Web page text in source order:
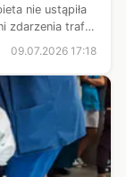
nie ustąpiła
zdarzenia trafiła
09.07.2026 17:18